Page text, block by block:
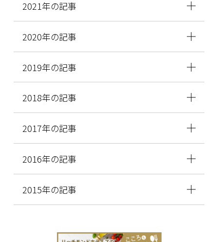
2021年の記事
2020年の記事
2019年の記事
2018年の記事
2017年の記事
2016年の記事
2015年の記事